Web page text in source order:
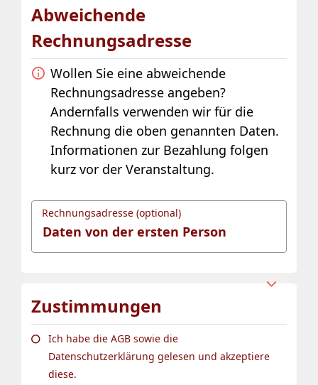
Abweichende
Rechnungsadresse
Wollen Sie eine abweichende
Rechnungsadresse angeben?
Andernfalls verwenden wir für die
Rechnung die oben genannten Daten.
Informationen zur Bezahlung folgen
kurz vor der Veranstaltung.
Rechnungsadresse (optional)
Zustimmungen
Ich habe die AGB sowie die
Datenschutzerklärung gelesen und akzeptiere
diese.